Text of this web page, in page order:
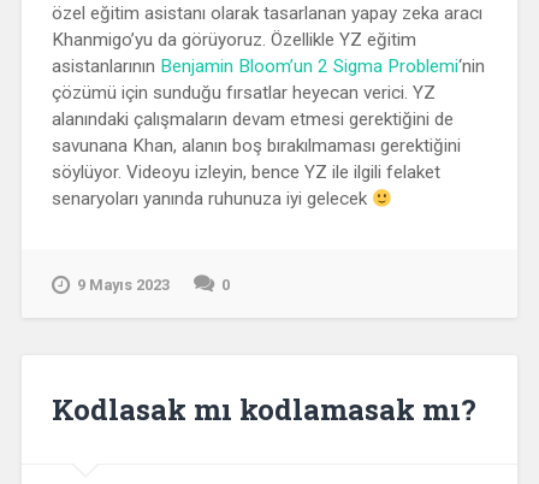
özel eğitim asistanı olarak tasarlanan yapay zeka aracı
Khanmigo’yu da görüyoruz. Özellikle YZ eğitim
asistanlarının Benjamin Bloom’un 2 Sigma Problemi‘nin
çözümü için sunduğu fırsatlar heyecan verici. YZ
alanındaki çalışmaların devam etmesi gerektiğini de
savunana Khan, alanın boş bırakılmaması gerektiğini
söylüyor. Videoyu izleyin, bence YZ ile ilgili felaket
senaryoları yanında ruhunuza iyi gelecek
9 Mayıs 2023 0
Kodlasak mı kodlamasak mı?